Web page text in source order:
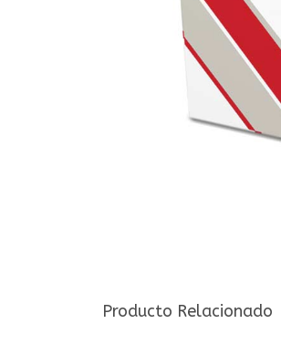
Producto Relacionado